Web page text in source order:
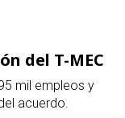
del T-MEC
mil empleos y
acuerdo.